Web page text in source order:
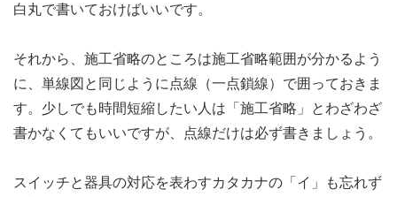
白丸で書いておけばいいです。
それから、施工省略のところは施工省略範囲が分かるよう
に、単線図と同じように点線（一点鎖線）で囲っておきま
す。少しでも時間短縮したい人は「施工省略」とわざわざ
書かなくてもいいですが、点線だけは必ず書きましょう。
スイッチと器具の対応を表わすカタカナの「イ」も忘れず